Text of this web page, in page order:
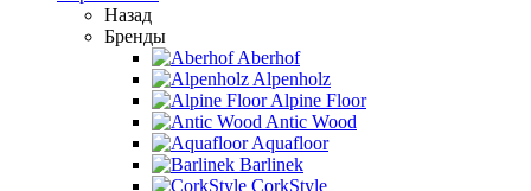
Назад
Бренды
Aberhof
Alpenholz
Alpine Floor
Antic Wood
Aquafloor
Barlinek
CorkStyle